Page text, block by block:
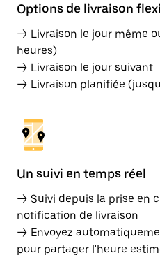
Options de livraison
→ Livraison le jour même
heures)
→ Livraison le jour suivant
→ Livraison planifiée
Un suivi en temps réel
→ Suivi depuis la prise en
notification de livraison
→ Envoyez
pour partager l'heure